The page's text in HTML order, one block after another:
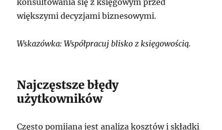
większymi decyzjami biznesowymi.
Wskazówka: Współpracuj blisko z księgowością.
Najczęstsze błędy
użytkowników
Często pomijana jest analiza kosztów i składki